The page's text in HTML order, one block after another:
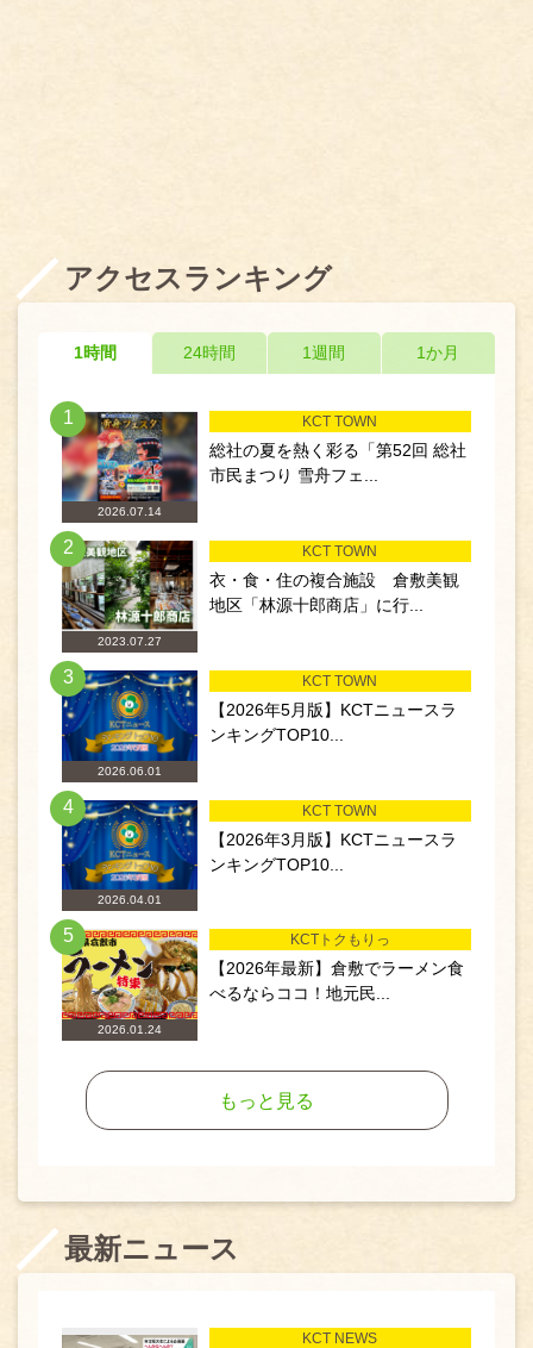
アクセスランキング
1時間 24時間 1週間 1か月
1
2026.07.14
KCT TOWN
総社の夏を熱く彩る「第52回 総社
市民まつり 雪舟フェ...
2
2023.07.27
KCT TOWN
衣・食・住の複合施設 倉敷美観
地区「林源十郎商店」に行...
3
2026.06.01
KCT TOWN
【2026年5月版】KCTニュースラ
ンキングTOP10...
4
2026.04.01
KCT TOWN
【2026年3月版】KCTニュースラ
ンキングTOP10...
5
2026.01.24
KCTトクもりっ
【2026年最新】倉敷でラーメン食
べるならココ！地元民...
もっと見る
最新ニュース
KCT NEWS